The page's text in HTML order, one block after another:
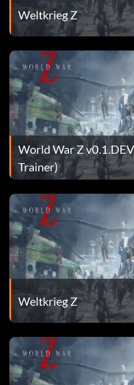
Weltkrieg Z
World War Z
Trainer)
Weltkrieg Z